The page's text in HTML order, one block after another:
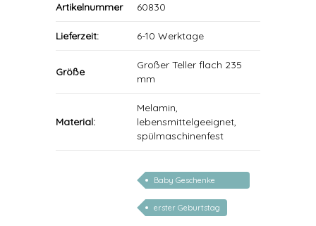
Artikelnummer 60830
Lieferzeit: 6-10 Werktage
Größe
Großer Teller flach 235
mm
Material:
Melamin,
lebensmittelgeeignet,
spülmaschinenfest
Baby Geschenke
personalisierbar
erster Geburtstag